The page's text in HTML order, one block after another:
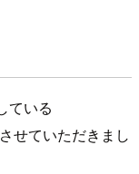
ている
せていただきまし